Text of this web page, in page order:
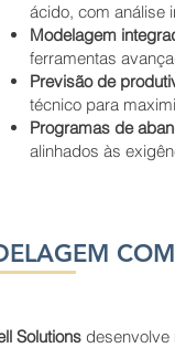
ácido, com análise
Modelagem
ferramentas
Previsão de
técnico para
Programas de
alinhados às
Solutions desenvolve